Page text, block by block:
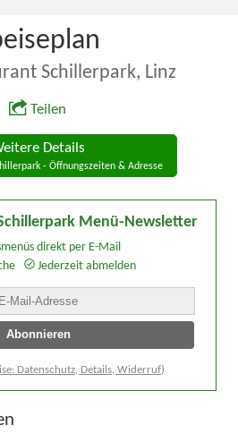
Schillerpark, Linz
Teilen
Details
- Öffnungszeiten & Adresse
Menü-Newsletter
direkt per E-Mail
Jederzeit abmelden
Datenschutz, Details, Widerruf)